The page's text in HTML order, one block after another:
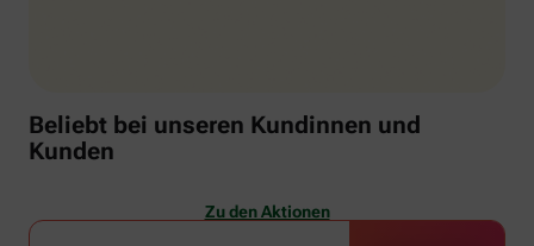
Beliebt bei unseren Kundinnen und
Kunden
Zu den Aktionen